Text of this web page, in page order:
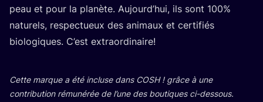
peau et pour la pla­nète. Aujourd’­hui, ils sont 100%
natu­rels, res­pec­tueux des ani­maux et cer­ti­fiés
bio­lo­giques. C’est extraordinaire!
Cette marque a été incluse dans COSH! grâce à une
contri­bu­tion rému­né­rée de l’une des bou­tiques ci-dessous.